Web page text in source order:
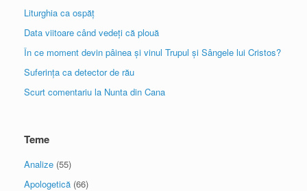
Liturghia ca ospăț
Data viitoare când vedeți că plouă
În ce moment devin pâinea și vinul Trupul și Sângele lui Cristos?
Suferința ca detector de rău
Scurt comentariu la Nunta din Cana
Teme
Analize (55)
Apologetică (66)